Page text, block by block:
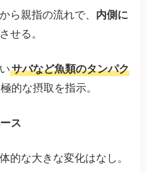
ら親指の流れで、 内側に
せる。
サバなど魚類のタンパク
的な摂取を指示。
ス
的な大きな変化はなし。